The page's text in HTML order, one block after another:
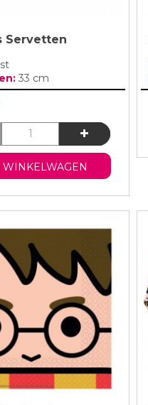
Servetten
33 cm
WINKELWAGEN